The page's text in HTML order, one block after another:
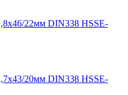
22мм DIN338 HSSE-
20мм DIN338 HSSE-